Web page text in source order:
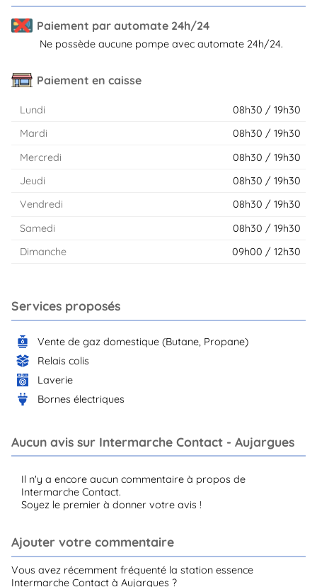
Paiement par automate 24h/24
Ne possède aucune pompe avec automate 24h/24.
Paiement en caisse
Lundi
08h30 / 19h30
Mardi
08h30 / 19h30
Mercredi
08h30 / 19h30
Jeudi
08h30 / 19h30
Vendredi
08h30 / 19h30
Samedi
08h30 / 19h30
Dimanche
09h00 / 12h30
Services proposés
Vente de gaz domestique (Butane, Propane)
Relais colis
Laverie
Bornes électriques
Aucun avis sur Intermarche Contact - Aujargues
Il n'y a encore aucun commentaire à propos de
Intermarche Contact.
Soyez le premier à donner votre avis !
Ajouter votre commentaire
Vous avez récemment fréquenté la station essence
Intermarche Contact à Aujargues ?